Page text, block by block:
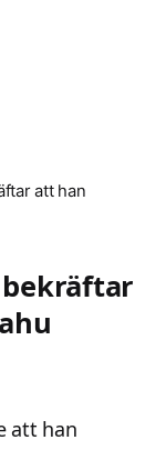
att han
bekräftar
att han